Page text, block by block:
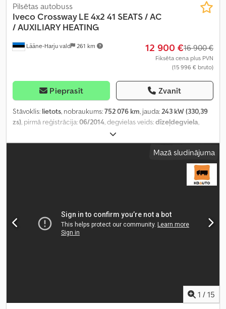
Lääne-Harju vald 261 km
Pilsētas autobuss
IvecoCrossway LE 4x2 41 SEATS / AC
/ AUXILIARY HEATING
12 900 €16 900 €
Fiksēta cena plus PVN
(15 996 € bruto)
Pieprasīt Zvanīt
Stāvoklis: lietots, nobraukums:752 076 km, jauda: 243 kW (330,39
zs) , pirmā reģistrācija:06/2014 , degvielas veids:dīzeļdegviela
, pārnesuma veids:
konfigurācija:4x2, emisijas klase:Euro 5, piekares sistēma:gaiss,
11 990 mm, kopējais
, Ražošanas gads:
Mazā sludinājuma
1 / 15